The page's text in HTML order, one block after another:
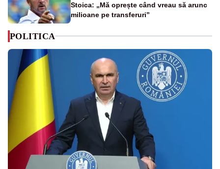
Stoica: „Mă oprește când vreau să arunc
milioane pe transferuri”
POLITICA